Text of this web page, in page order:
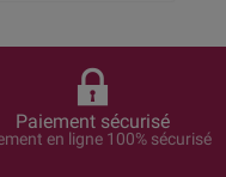
Paiement sécurisé
en ligne 100% sécurisé